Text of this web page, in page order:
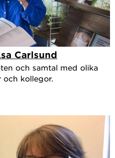
Carlsund
och samtal med olika
och kollegor.